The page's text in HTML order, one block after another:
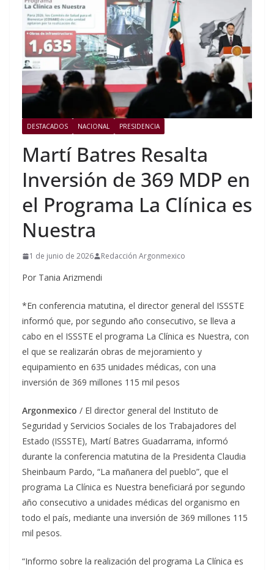
DESTACADOS NACIONAL PRESIDENCIA
Martí Batres Resalta
Inversión de 369 MDP en
el Programa La Clínica es
Nuestra
1 de junio de 2026 Redacción Argonmexico
Por Tania Arizmendi
*En conferencia matutina, el director general del ISSSTE
informó que, por segundo año consecutivo, se lleva a
cabo en el ISSSTE el programa La Clínica es Nuestra, con
el que se realizarán obras de mejoramiento y
equipamiento en 635 unidades médicas, con una
inversión de 369 millones 115 mil pesos
Argonmexico / El director general del Instituto de
Seguridad y Servicios Sociales de los Trabajadores del
Estado (ISSSTE), Martí Batres Guadarrama, informó
durante la conferencia matutina de la Presidenta Claudia
Sheinbaum Pardo, “La mañanera del pueblo”, que el
programa La Clínica es Nuestra beneficiará por segundo
año consecutivo a unidades médicas del organismo en
todo el país, mediante una inversión de 369 millones 115
mil pesos.
“Informo sobre la realización del programa La Clínica es